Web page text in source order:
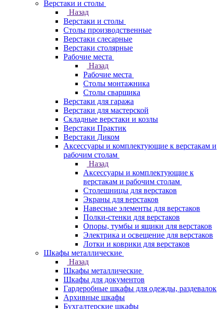
Верстаки и столы
Назад
Верстаки и столы
Столы производственные
Верстаки слесарные
Верстаки столярные
Рабочие места
Назад
Рабочие места
Столы монтажника
Столы сварщика
Верстаки для гаража
Верстаки для мастерской
Складные верстаки и козлы
Верстаки Практик
Верстаки Диком
Аксессуары и комплектующие к верстакам и
рабочим столам
Назад
Аксессуары и комплектующие к
верстакам и рабочим столам
Столешницы для верстаков
Экраны для верстаков
Навесные элементы для верстаков
Полки-стенки для верстаков
Опоры, тумбы и ящики для верстаков
Электрика и освещение для верстаков
Лотки и коврики для верстаков
Шкафы металлические
Назад
Шкафы металлические
Шкафы для документов
Гардеробные шкафы для одежды, раздевалок
Архивные шкафы
Бухгалтерские шкафы